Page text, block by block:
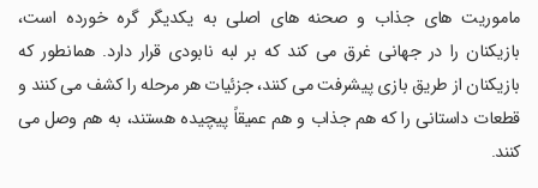
ماموریت های جذاب و صحنه های اصلی به یکدیگر گره خورده است،
بازیکنان را در جهانی غرق می کند که بر لبه نابودی قرار دارد. همانطور که
بازیکنان از طریق بازی پیشرفت می کنند، جزئیات هر مرحله را کشف می کنند و
قطعات داستانی را که هم جذاب و هم عمیقاً پیچیده هستند، به هم وصل می
کنند.